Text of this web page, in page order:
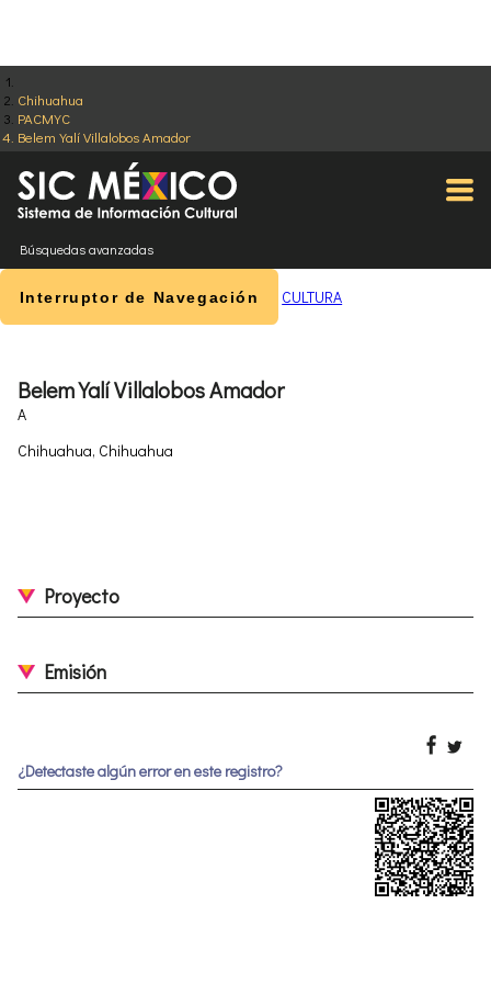
Chihuahua
PACMYC
Belem Yalí Villalobos Amador
Búsquedas avanzadas
Interruptor de Navegación CULTURA
Belem Yalí Villalobos Amador
A
Chihuahua, Chihuahua
Proyecto
Emisión
¿Detectaste algún error en este registro?